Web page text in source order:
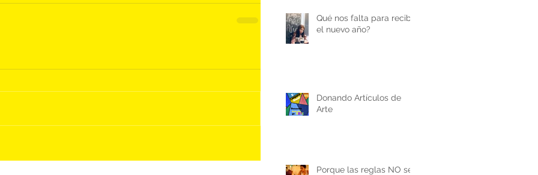
Qué nos falta para recibir
el nuevo año?
Donando Artículos de
Arte
Porque las reglas NO se